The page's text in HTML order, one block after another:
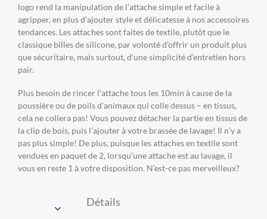
logo rend la manipulation de l’attache simple et facile à
agripper, en plus d’ajouter style et délicatesse à nos accessoires
tendances. Les attaches sont faites de textile, plutôt que le
classique billes de silicone, par volonté d’offrir un produit plus
que sécuritaire, mais surtout, d’une simplicité d’entretien hors
pair.
Plus besoin de rincer l’attache tous les 10min à cause de la
poussière ou de poils d’animaux qui colle dessus – en tissus,
cela ne collera pas! Vous pouvez détacher la partie en tissus de
la clip de bois, puis l’ajouter à votre brassée de lavage! Il n’y a
pas plus simple! De plus, puisque les attaches en textile sont
vendues en paquet de 2, lorsqu’une attache est au lavage, il
vous en reste 1 à votre disposition. N’est-ce pas merveilleux?
Détails